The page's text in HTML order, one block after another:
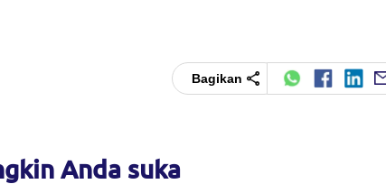
Bagikan
Anda suka